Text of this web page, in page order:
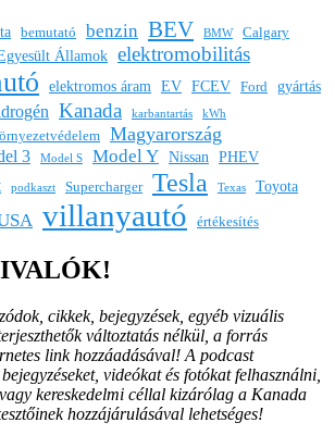
bemutató benzin BEV BMW Calgary
Államok elektromobilitás
elektromos áram EV FCEV Ford gyártás
Kanada karbantartás kWh
Magyarország
3 Model S Model Y Nissan PHEV
podkaszt Supercharger Tesla Texas
Toyota
villanyautó értékesítés
cikkek, bejegyzések, egyéb vizuális
változtatás nélkül, a forrás
link hozzáadásával! A podcast
videókat és fotókat felhasználni,
kereskedelmi céllal kizárólag a Kanada
hozzájárulásával lehetséges!